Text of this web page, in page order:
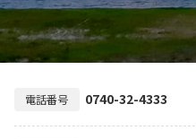
電話番号 0740-32-4333